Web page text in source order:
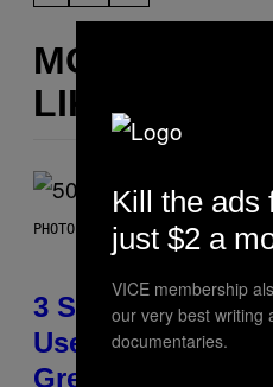
MORE
LIKE THIS
PHOTO BY GREGORY BOJORQUEZ/
3 Songs That
Used As a
Greeting in the
Kill the ads
just $2 a
VICE membership
our very best writing
documentaries.